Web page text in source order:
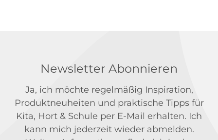
Newsletter Abonnieren
Ja, ich möchte regelmäßig Inspiration,
Produktneuheiten und praktische Tipps für
Kita, Hort & Schule per E-Mail erhalten. Ich
kann mich jederzeit wieder abmelden.